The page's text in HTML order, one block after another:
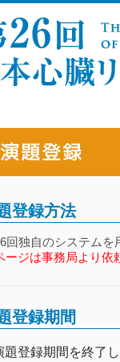
登録方法
回独自のシステムを
ージは事務局より依
登録期間
題登録期間を終了